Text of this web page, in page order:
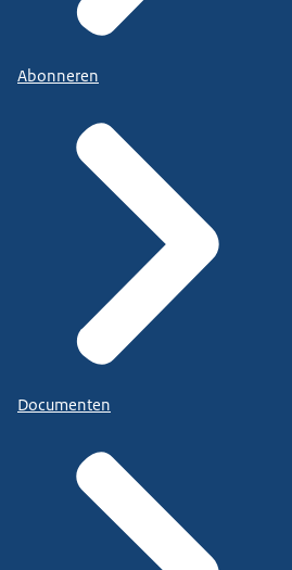
Abonneren
Documenten